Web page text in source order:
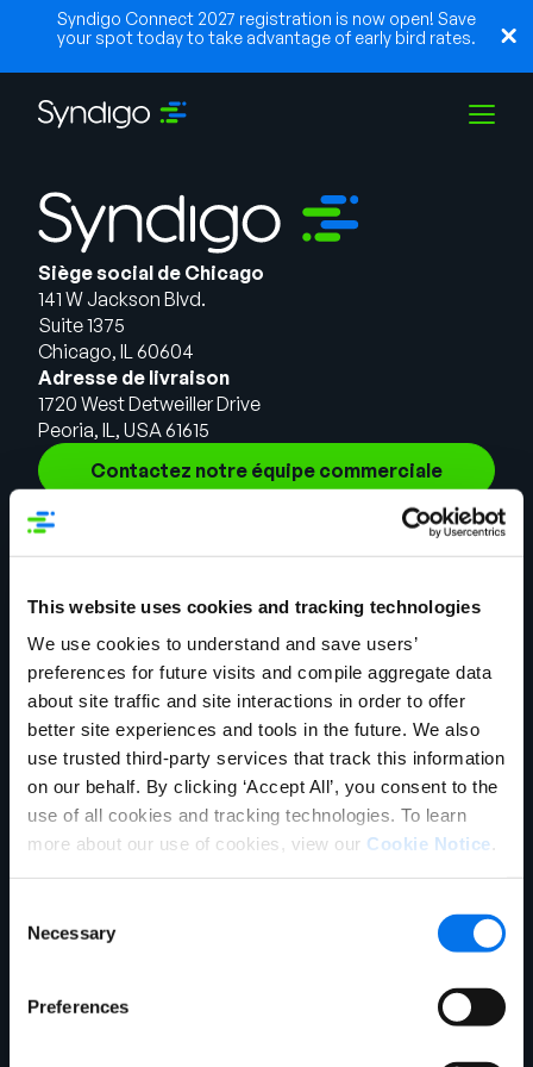
This website uses cookies and tracking technologies
We use cookies to understand and save users’
preferences for future visits and compile aggregate data
about site traffic and site interactions in order to offer
better site experiences and tools in the future. We also
use trusted third-party services that track this information
on our behalf. By clicking ‘Accept All’, you consent to the
use of all cookies and tracking technologies. To learn
more about our use of cookies, view our Cookie Notice.
Selection
Necessary
Preferences
Syndigo Connect 2027 registration is now open! Save
your spot today to take advantage of early bird rates.
Solutions
Industries
Partenaires
Ressources
Contactez notre équipe
commerciale
AIDE SE CONNECTER
Français
Português
Siège social de Chicago
141 W Jackson Blvd.
Suite 1375
Chicago, IL 60604
Adresse de livraison
1720 West Detweiller Drive
Peoria, IL, USA 61615
Contactez notre équipe commerciale
Solutions
Gestion des données de
référence
Gestion des informations
sur les produits
Synapse Syndication
Contenu enrichi Conversion Framework
GDSN Vendor Central
Analyses
Solutions de commerce
Informations nutritionnelles
Services professionnels